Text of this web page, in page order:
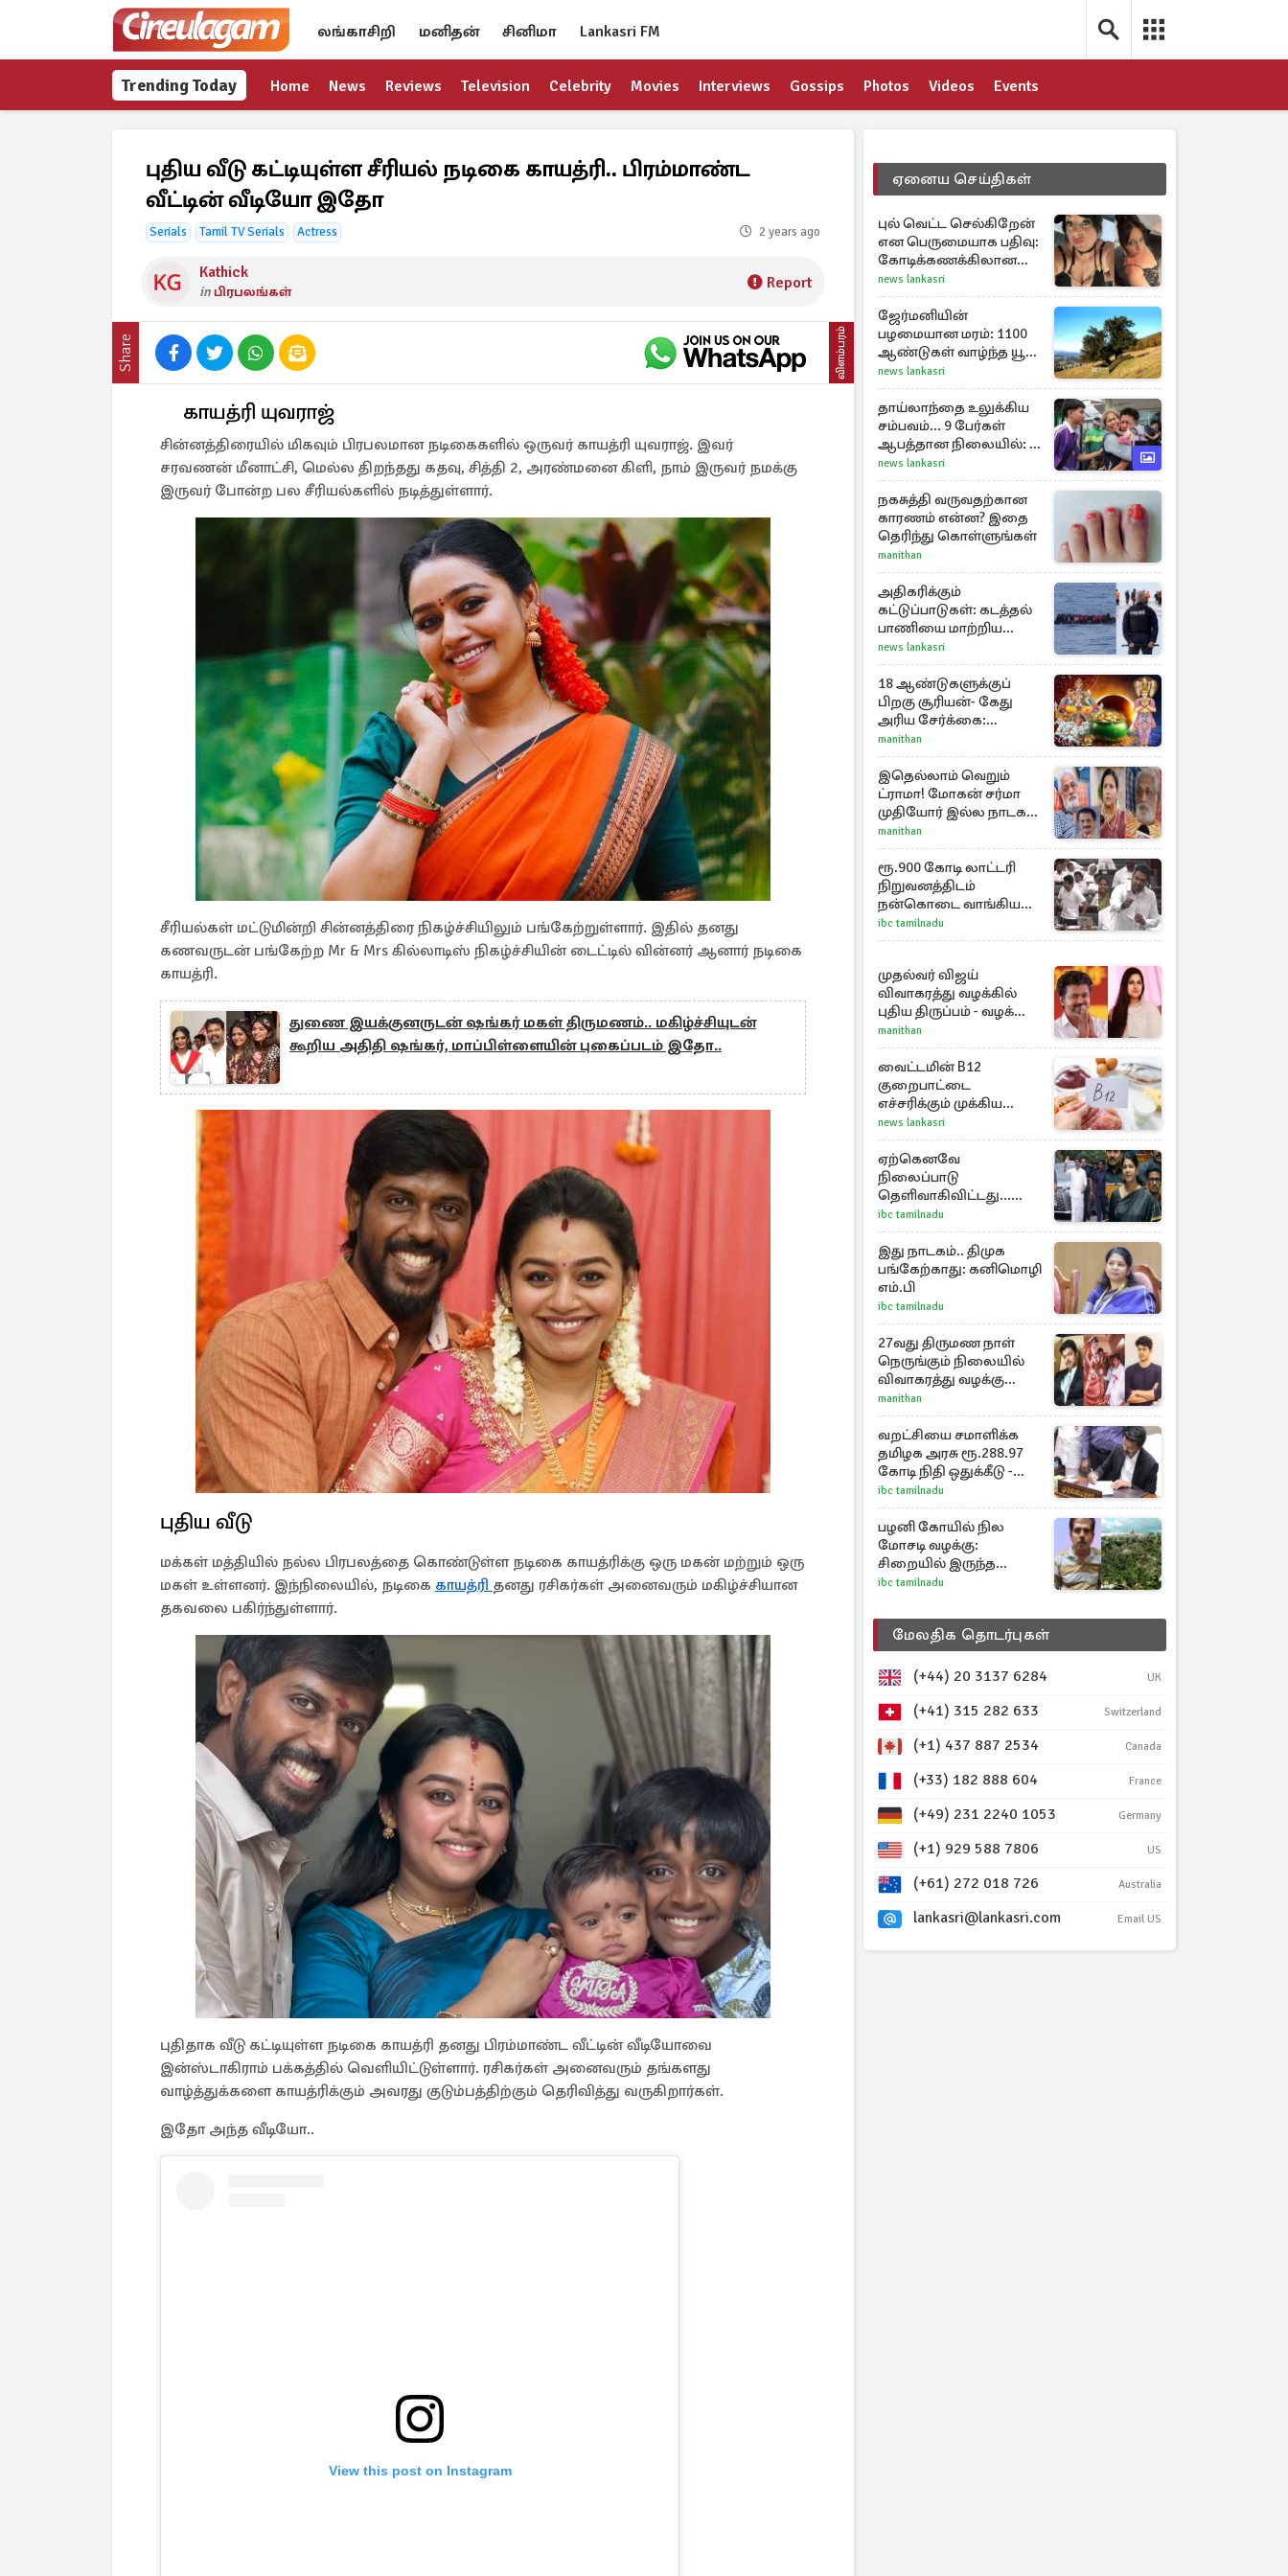
லங்காசிறி மனிதன் சினிமா Lankasri FM
Trending Today Home News Reviews Television Celebrity Movies Interviews Gossips Photos Videos Events
புதிய வீடு கட்டியுள்ள சீரியல் நடிகை காயத்ரி.. பிரம்மாண்ட
வீட்டின் வீடியோ இதோ
Serials Tamil TV Serials Actress 2 years ago
Kathick
inபிரபலங்கள் Report
Share விளம்பரம்
காயத்ரி யுவராஜ்
சின்னத்திரையில் மிகவும் பிரபலமான நடிகைகளில் ஒருவர் காயத்ரி யுவராஜ். இவர்
சரவணன் மீனாட்சி, மெல்ல திறந்தது கதவு, சித்தி 2, அரண்மனை கிளி, நாம் இருவர் நமக்கு
இருவர் போன்ற பல சீரியல்களில் நடித்துள்ளார்.
சீரியல்கள் மட்டுமின்றி சின்னத்திரை நிகழ்ச்சியிலும் பங்கேற்றுள்ளார். இதில் தனது
கணவருடன் பங்கேற்ற Mr & Mrs கில்லாடிஸ் நிகழ்ச்சியின் டைட்டில் வின்னர் ஆனார் நடிகை
காயத்ரி.
துணை இயக்குனருடன் ஷங்கர் மகள் திருமணம்.. மகிழ்ச்சியுடன்
கூறிய அதிதி ஷங்கர், மாப்பிள்ளையின் புகைப்படம் இதோ..
புதிய வீடு
மக்கள் மத்தியில் நல்ல பிரபலத்தை கொண்டுள்ள நடிகை காயத்ரிக்கு ஒரு மகன் மற்றும் ஒரு
மகள் உள்ளனர். இந்நிலையில், நடிகை காயத்ரி தனது ரசிகர்கள் அனைவரும் மகிழ்ச்சியான
தகவலை பகிர்ந்துள்ளார்.
புதிதாக வீடு கட்டியுள்ள நடிகை காயத்ரி தனது பிரம்மாண்ட வீட்டின் வீடியோவை
இன்ஸ்டாகிராம் பக்கத்தில் வெளியிட்டுள்ளார். ரசிகர்கள் அனைவரும் தங்களது
வாழ்த்துக்களை காயத்ரிக்கும் அவரது குடும்பத்திற்கும் தெரிவித்து வருகிறார்கள்.
இதோ அந்த வீடியோ..
View this post on Instagram
ஏனைய செய்திகள்
புல் வெட்ட செல்கிறேன்
என பெருமையாக பதிவு:
கோடிக்கணக்கிலான
கஞ்சாவுடன் சிக்கிய
பிரித்தானிய பெண்
news lankasri
ஜேர்மனியின்
பழமையான மரம்: 1100
ஆண்டுகள் வாழ்ந்த யூ
மரம் கண்டுபிடிப்பு
news lankasri
தாய்லாந்தை உலுக்கிய
சம்பவம்... 9 பேர்கள்
ஆபத்தான நிலையில்: 8
பேர் பலி
news lankasri
நகசுத்தி வருவதற்கான
காரணம் என்ன? இதை
தெரிந்து கொள்ளுங்கள்
manithan
அதிகரிக்கும்
கட்டுப்பாடுகள்: கடத்தல்
பாணியை மாற்றிய
ஆட்கடத்தல்காரர்கள்
news lankasri
18 ஆண்டுகளுக்குப்
பிறகு சூரியன்- கேது
அரிய சேர்க்கை:
அதிர்ஷ்டம் பெறும் 3
ராசிகள்!
manithan
இதெல்லாம் வெறும்
ட்ராமா! மோகன் சர்மா
முதியோர் இல்ல நாடகம்
குறித்து குட்டி பத்மினி
பரபரப்பு பேட்டி
manithan
ரூ.900 கோடி லாட்டரி
நிறுவனத்திடம்
நன்கொடை வாங்கியது
ஏன்? உதயநிதி - ஆதவ்
விவாதம்
ibc tamilnadu
முதல்வர் விஜய்
விவாகரத்து வழக்கில்
புதிய திருப்பம் - வழக்கை
வாபஸ் பெற்ற சங்கீதா!
manithan
வைட்டமின் B12
குறைபாட்டை
எச்சரிக்கும் முக்கிய
அறிகுறிகள்..,
என்னென்ன தெரியுமா?
news lankasri
ஏற்கெனவே
நிலைப்பாடு
தெளிவாகிவிட்டது...
கூட்டத்துக்கான தேவை
என்ன? - கனிமொழி
விமர்சனம்
ibc tamilnadu
இது நாடகம்.. திமுக
பங்கேற்காது: கனிமொழி
எம்.பி
ibc tamilnadu
27வது திருமண நாள்
நெருங்கும் நிலையில்
விவாகரத்து வழக்கு
வாபஸ்! விஜய்யுடன்
மீண்டும் இணைவாரா?
manithan
வறட்சியை சமாளிக்க
தமிழக அரசு ரூ.288.97
கோடி நிதி ஒதுக்கீடு -
வெளியான அரசாணை
ibc tamilnadu
பழனி கோயில் நில
மோசடி வழக்கு:
சிறையில் இருந்த
அன்வர்தீன் மரணம்
ibc tamilnadu
மேலதிக தொடர்புகள்
(+44) 20 3137 6284 UK
(+41) 315 282 633 Switzerland
(+1) 437 887 2534 Canada
(+33) 182 888 604 France
(+49) 231 2240 1053 Germany
(+1) 929 588 7806 US
(+61) 272 018 726 Australia
lankasri@lankasri.com Email US